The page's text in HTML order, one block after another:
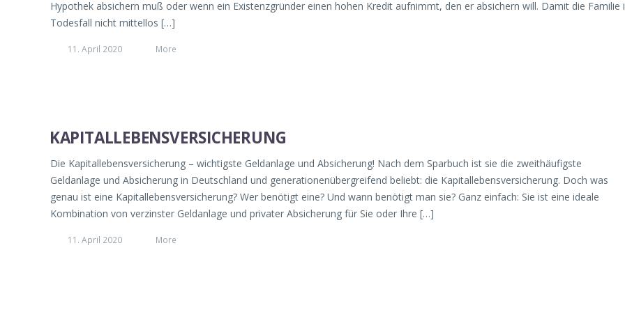
Hypothek absichern muß oder wenn ein Existenzgründer einen hohen Kredit aufnimmt, den er absichern will. Damit die Familie
Todesfall nicht mittellos […]
11. April 2020 More
KAPITALLEBENSVERSICHERUNG
Die Kapitallebensversicherung – wichtigste Geldanlage und Absicherung! Nach dem Sparbuch ist sie die zweithäufigste
Geldanlage und Absicherung in Deutschland und generationenübergreifend beliebt: die Kapitallebensversicherung. Doch was
genau ist eine Kapitallebensversicherung? Wer benötigt eine? Und wann benötigt man sie? Ganz einfach: Sie ist eine ideale
Kombination von verzinster Geldanlage und privater Absicherung für Sie oder Ihre […]
11. April 2020 More